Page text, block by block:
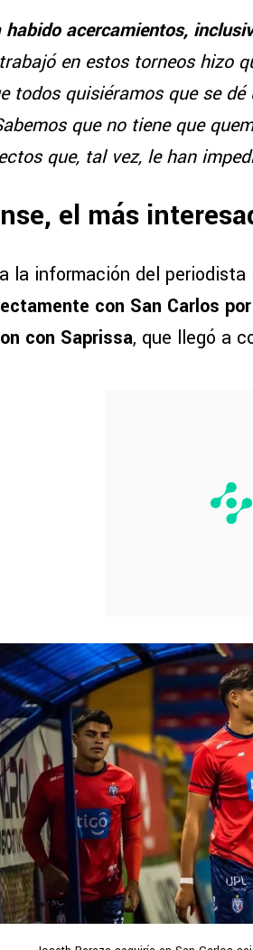
habido acercamientos,
en estos torneos hizo
todos quisiéramos que se
que no tiene que
que, tal vez, le han
el más
la información del periodista
con San Carlos
con Saprissa, que llegó a